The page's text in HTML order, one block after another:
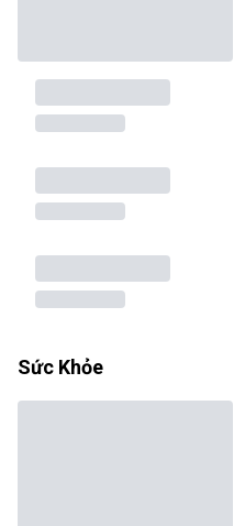
Sức Khỏe